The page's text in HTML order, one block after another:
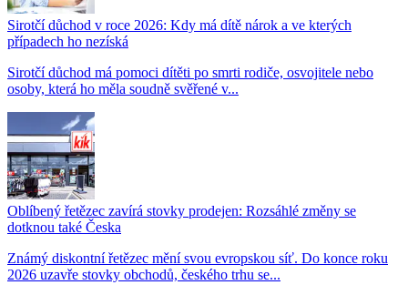
Sirotčí důchod v roce 2026: Kdy má dítě nárok a ve kterých
případech ho nezíská
Sirotčí důchod má pomoci dítěti po smrti rodiče, osvojitele nebo
osoby, která ho měla soudně svěřené v...
Oblíbený řetězec zavírá stovky prodejen: Rozsáhlé změny se
dotknou také Česka
Známý diskontní řetězec mění svou evropskou síť. Do konce roku
2026 uzavře stovky obchodů, českého trhu se...